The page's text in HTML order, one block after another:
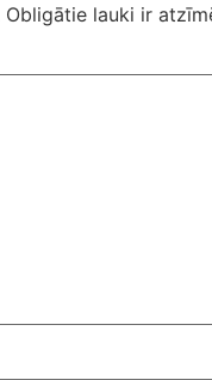
Obligātie lauki ir